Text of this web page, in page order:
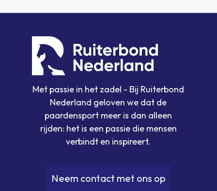
Met passie in het zadel - Bij Ruiterbond
Nederland geloven we dat de
paardensport meer is dan alleen
rijden: het is een passie die mensen
verbindt en inspireert.
Neem contact met ons op